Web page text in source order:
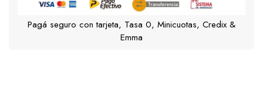
Pagá seguro con tarjeta, Tasa 0, Minicuotas, Credix &
Emma